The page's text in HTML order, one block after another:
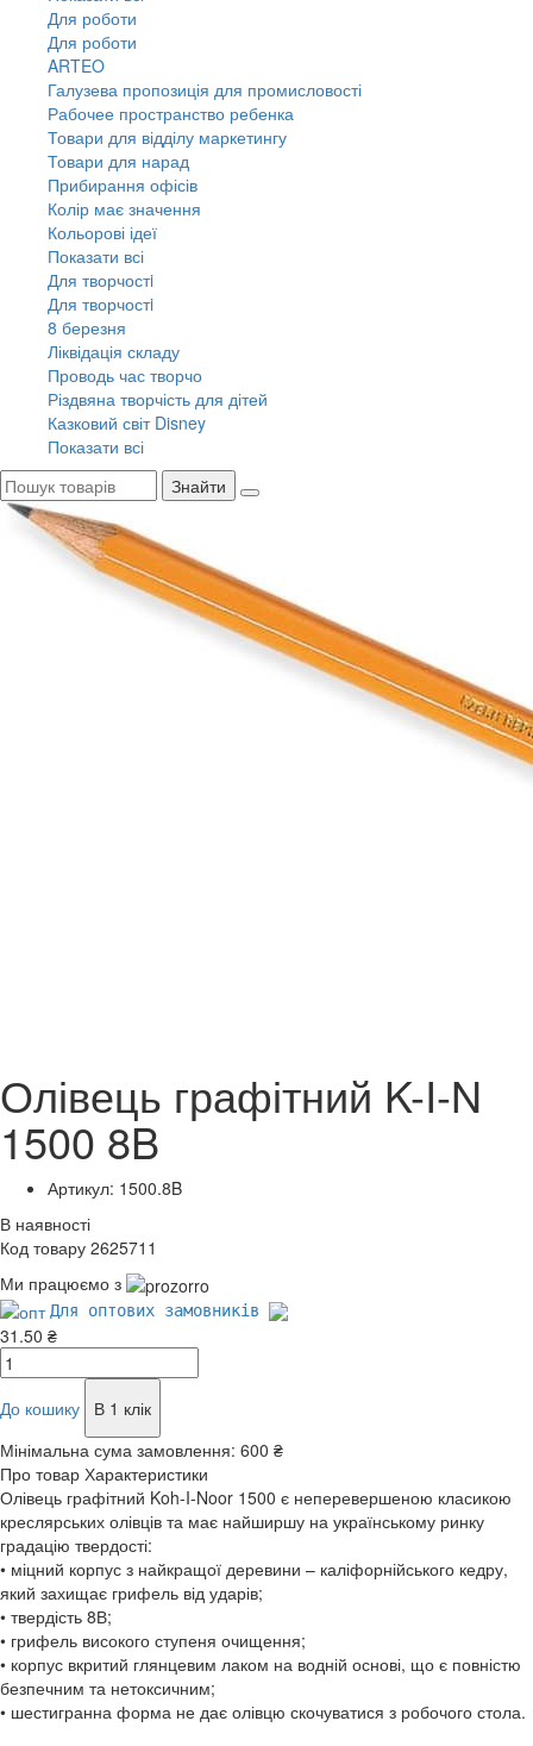
Для роботи
Для роботи
ARTEO
Галузева пропозиція для промисловості
Рабочее пространство ребенка
Товари для відділу маркетингу
Товари для нарад
Прибирання офісів
Колір має значення
Кольорові ідеї
Показати всі
Для творчостi
Для творчостi
8 березня
Ліквідація складу
Проводь час творчо
Різдвяна творчість для дітей
Казковий світ Disney
Показати всі
Знайти
Олівець графітний K-I-N
1500 8B
Артикул: 1500.8B
В наявності
Код товару 2625711
Ми працюємо з
Для оптових замовників
31.50 ₴
До кошику
В 1 клік
Мінімальна сума замовлення: 600 ₴
Про товар Характеристики
Олівець графітний Koh-I-Noor 1500 є неперевершеною класикою
креслярських олівців та має найширшу на українському ринку
градацію твердості:
• міцний корпус з найкращої деревини – каліфорнійського кедру,
який захищає грифель від ударів;
• твердість 8В;
• грифель високого ступеня очищення;
• корпус вкритий глянцевим лаком на водній основі, що є повністю
безпечним та нетоксичним;
• шестигранна форма не дає олівцю скочуватися з робочого стола.